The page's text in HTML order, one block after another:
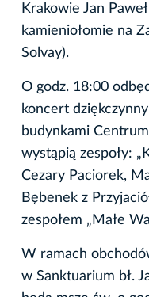
Krakowie Jan
kamieniołomie na
Solvay).
O godz. 18:00
koncert
budynkami
wystąpią zespoły:
Cezary Paciorek,
Bębenek z
zespołem „Małe
W ramach
w Sanktuarium bł.